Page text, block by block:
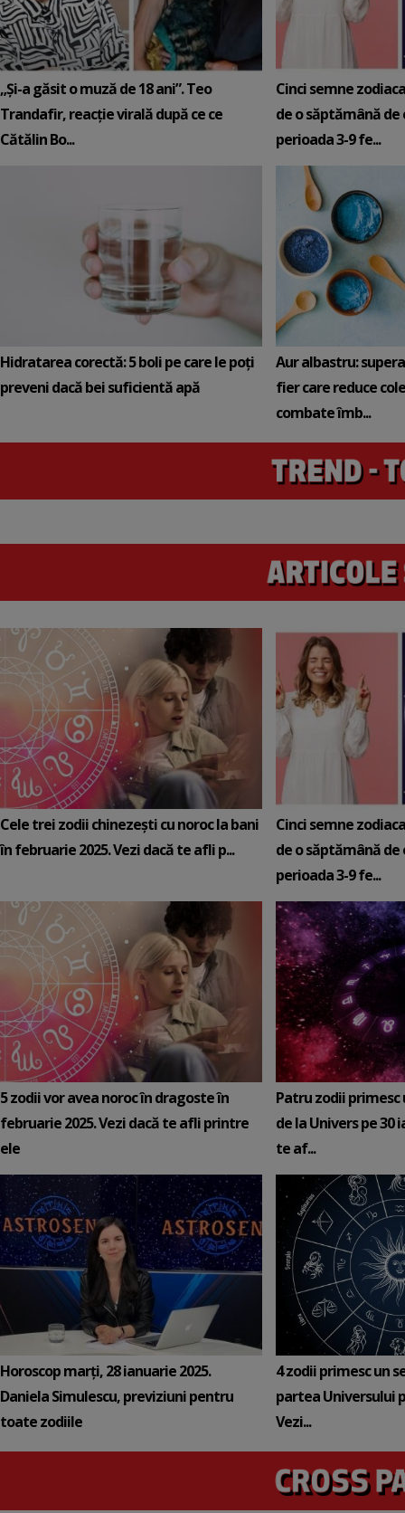
„Și-a găsit o muză de 18 ani”. Teo
Trandafir, reacție virală după ce ce
Cătălin Bo...
Cinci semne
de o săptămână de
perioada 3-9 fe...
Hidratarea corectă: 5 boli pe care le poți
preveni dacă bei suficientă apă
Aur albastru:
fier care reduce
combate îmb...
Cele trei zodii chinezești cu noroc la bani
în februarie 2025. Vezi dacă te afli p...
Cinci semne
de o săptămână de
perioada 3-9 fe...
5 zodii vor avea noroc în dragoste în
februarie 2025. Vezi dacă te afli printre
ele
Patru zodii primesc
de la Univers pe 30
te af...
Horoscop marți, 28 ianuarie 2025.
Daniela Simulescu, previziuni pentru
toate zodiile
4 zodii primesc un
partea Universului
Vezi...